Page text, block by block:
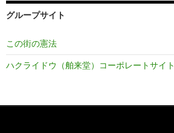
グループサイト
この街の憲法
ハクライドウ（舶来堂）コーポレートサイト